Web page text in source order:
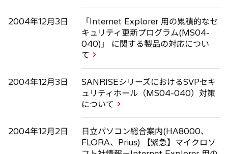
2004年12月3日
「Internet Explorer 用の累積的なセ
キュリティ更新プログラム(MS04-
040)」 に関する製品の対応につい
て
2004年12月3日
SANRISEシリーズにおけるSVPセキ
ュリティホール（MS04-040）対策
について
2004年12月2日
日立パソコン総合案内(HA8000、
FLORA、Prius) 【緊急】マイクロソ